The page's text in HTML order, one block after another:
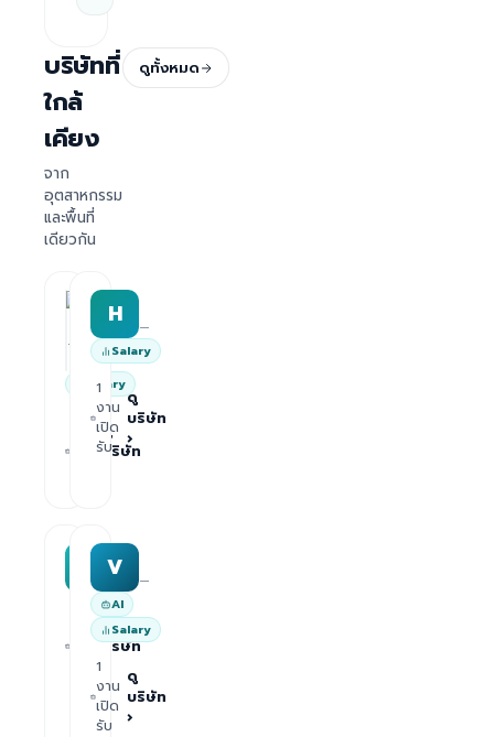
บริษัทที่
ใกล้
เคียง
จาก
อุตสาหกรรม
และพื้นที่
เดียวกัน
ดูทั้งหมด
AiROVA AI Consultant
—
Salary
ดู
บริษัท
H —
Salary
1
งาน
เปิด
รับ
ดู
บริษัท
›
MAA group
—
งาน ดู
บริษัท
V —
AI
Salary
1
งาน
เปิด
รับ
ดู
บริษัท
›